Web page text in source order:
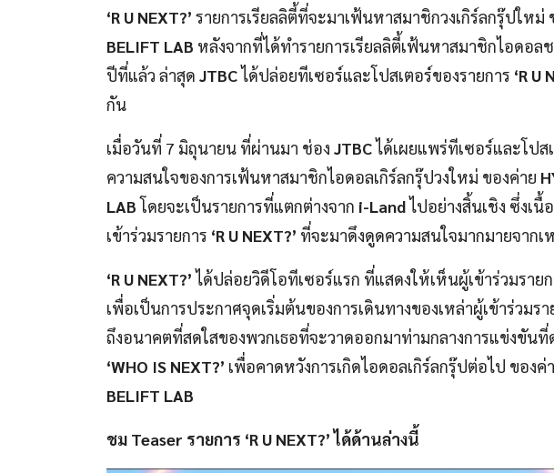
‘R U NEXT?’ รายการเรียลลิตี้ที่จะมาเฟ้นหาสมาชิกวงเกิร์ลกรุ๊ปใหม่
BELIFT LAB หลังจากที่ได้ทำรายการเรียลลิตี้เฟ้นหาสมาชิกไอดอล
ปีที่แล้ว ล่าสุด JTBCได้ปล่อยทีเซอร์และโปสเตอร์ของรายการ ‘R U
กัน
เมื่อวันที่ 7 มิถุนายน ที่ผ่านมา ช่อง JTBCได้เผยแพร่ทีเซอร์และโปส
ความสนใจของการเฟ้นหาสมาชิกไอดอลเกิร์ลกรุ๊ปวงใหม่ ของค่าย
LABโดยจะเป็นรายการที่แตกต่างจาก i-Landไปอย่างสิ้นเชิง ซึ่งเ
เข้าร่วมรายการ ‘R U NEXT?’ ที่จะมาดึงดูดความสนใจมากมายจากเ
‘R U NEXT?’ ได้ปล่อยวิดีโอทีเซอร์แรก ที่แสดงให้เห็นผู้เข้าร่วมรา
เพื่อเป็นการประกาศจุดเริ่มต้นของการเดินทางของเหล่าผู้เข้าร่วมร
ถึงอนาคตที่สดใสของพวกเธอที่จะวาดออกมาท่ามกลางการแข่งขัน
‘WHO IS NEXT?’ เพื่อคาดหวังการเกิดไอดอลเกิร์ลกรุ๊ปต่อไป ของค่
BELIFT LAB
ชม Teaser รายการ ‘R U NEXT?’ ได้ด้านล่างนี้